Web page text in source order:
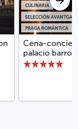
PRAGA ROMÁNTICA
SELECCIÓN
CULINARIA
Cena-
palacio